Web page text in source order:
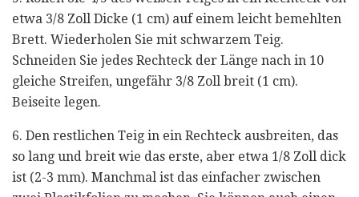
etwa 3/8 Zoll Dicke (1 cm) auf einem leicht bemehlten
Brett. Wiederholen Sie mit schwarzem Teig.
Schneiden Sie jedes Rechteck der Länge nach in 10
gleiche Streifen, ungefähr 3/8 Zoll breit (1 cm).
Beiseite legen.
6. Den restlichen Teig in ein Rechteck ausbreiten, das
so lang und breit wie das erste, aber etwa 1/8 Zoll dick
ist (2-3 mm). Manchmal ist das einfacher zwischen